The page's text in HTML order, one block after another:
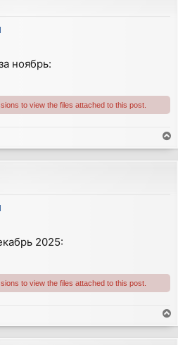
ноябрь:
to view the files attached to this post.
o
p
2025:
to view the files attached to this post.
o
p